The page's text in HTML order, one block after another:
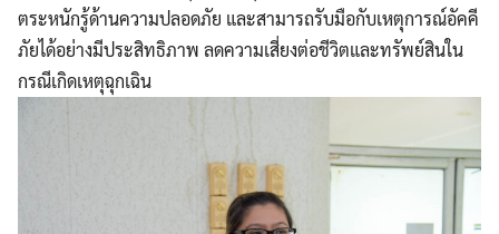
ตระหนักรู้ด้านความปลอดภัย และสามารถรับมือกับเหตุการณ์อัคคี
ภัยได้อย่างมีประสิทธิภาพ ลดความเสี่ยงต่อชีวิตและทรัพย์สินใน
กรณีเกิดเหตุฉุกเฉิน